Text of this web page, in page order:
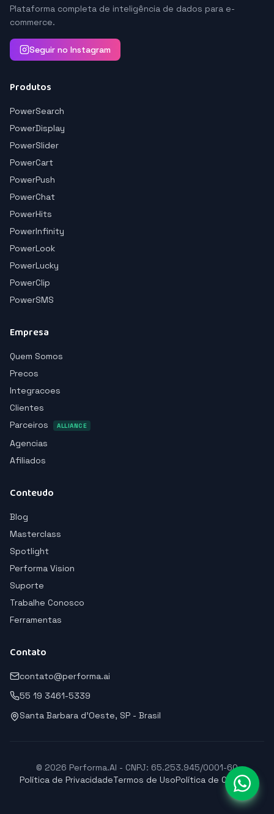
Plataforma completa de inteligência de dados para e-
commerce.
Seguir no Instagram
Produtos
PowerSearch
PowerDisplay
PowerSlider
PowerCart
PowerPush
PowerChat
PowerHits
PowerInfinity
PowerLook
PowerLucky
PowerClip
PowerSMS
Empresa
Quem Somos
Precos
Integracoes
Clientes
Parceiros
ALLIANCE
Agencias
Afiliados
Conteudo
Blog
Masterclass
Spotlight
Performa Vision
Suporte
Trabalhe Conosco
Ferramentas
Contato
contato@performa.ai
55 19 3461-5339
Santa Barbara d'Oeste, SP - Brasil
© 2026 Performa.AI - CNPJ: 65.253.945/0001-60
Política de PrivacidadeTermos de UsoPolítica de Cookies